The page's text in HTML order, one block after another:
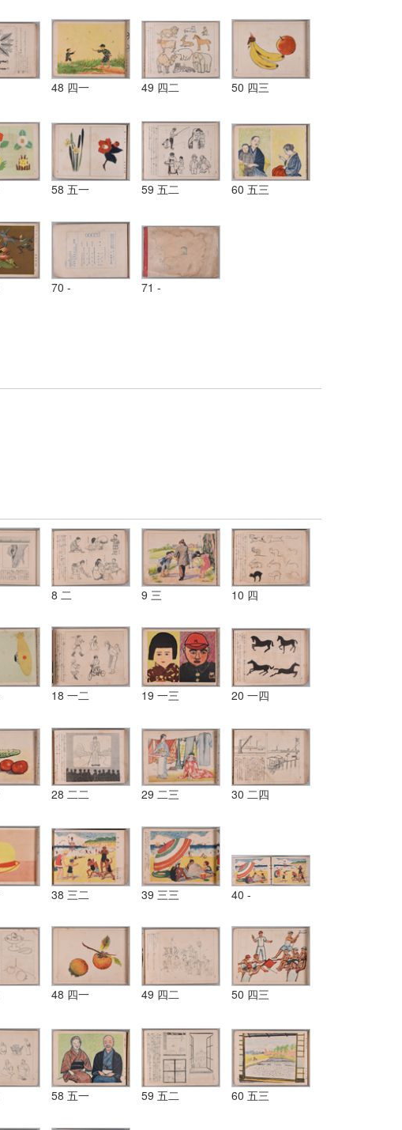
48 四一 49 四二 50 四三
58 五一 59 五二 60 五三
70 - 71 -
8 二 9 三 10 四
18 一二 19 一三 20 一四
28 二二 29 二三 30 二四
38 三二 39 三三 40 -
48 四一 49 四二 50 四三
58 五一 59 五二 60 五三